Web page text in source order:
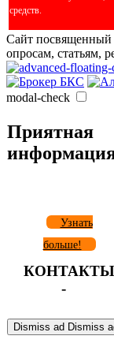
средств.
Сайт посвященный
опросам, статьям,
modal-check
Приятная
Узнать
больше!
КОНТАКТЫ
-
Dismiss ad Dismiss